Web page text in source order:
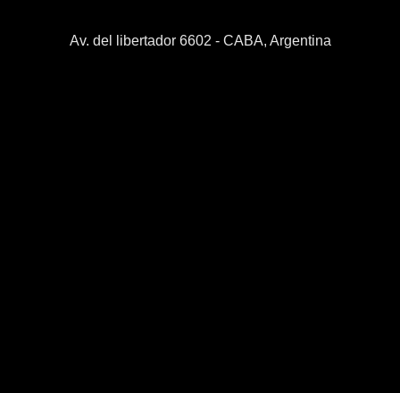
Av. del libertador 6602 - CABA, Argentina